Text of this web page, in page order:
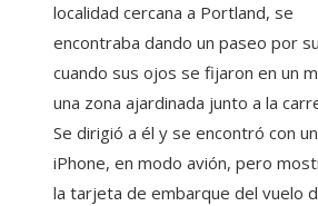
localidad cercana a Portland, se
encontraba dando un paseo por
cuando sus ojos se fijaron en un
una zona ajardinada junto a la
Se dirigió a él y se encontró con un
iPhone, en modo avión, pero
la tarjeta de embarque del vuelo